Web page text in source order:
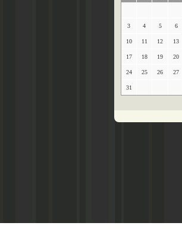
3 4 5 6
10 11 12 13
17 18 19 20
24 25 26 27
31